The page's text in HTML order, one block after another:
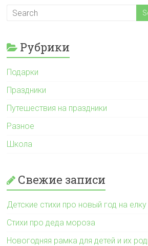
Рубрики
Подарки
Праздники
Путешествия на праздники
Разное
Школа
Свежие записи
Детские стихи про новый год на елку
Стихи про деда мороза
Новогодняя рамка для детей и их